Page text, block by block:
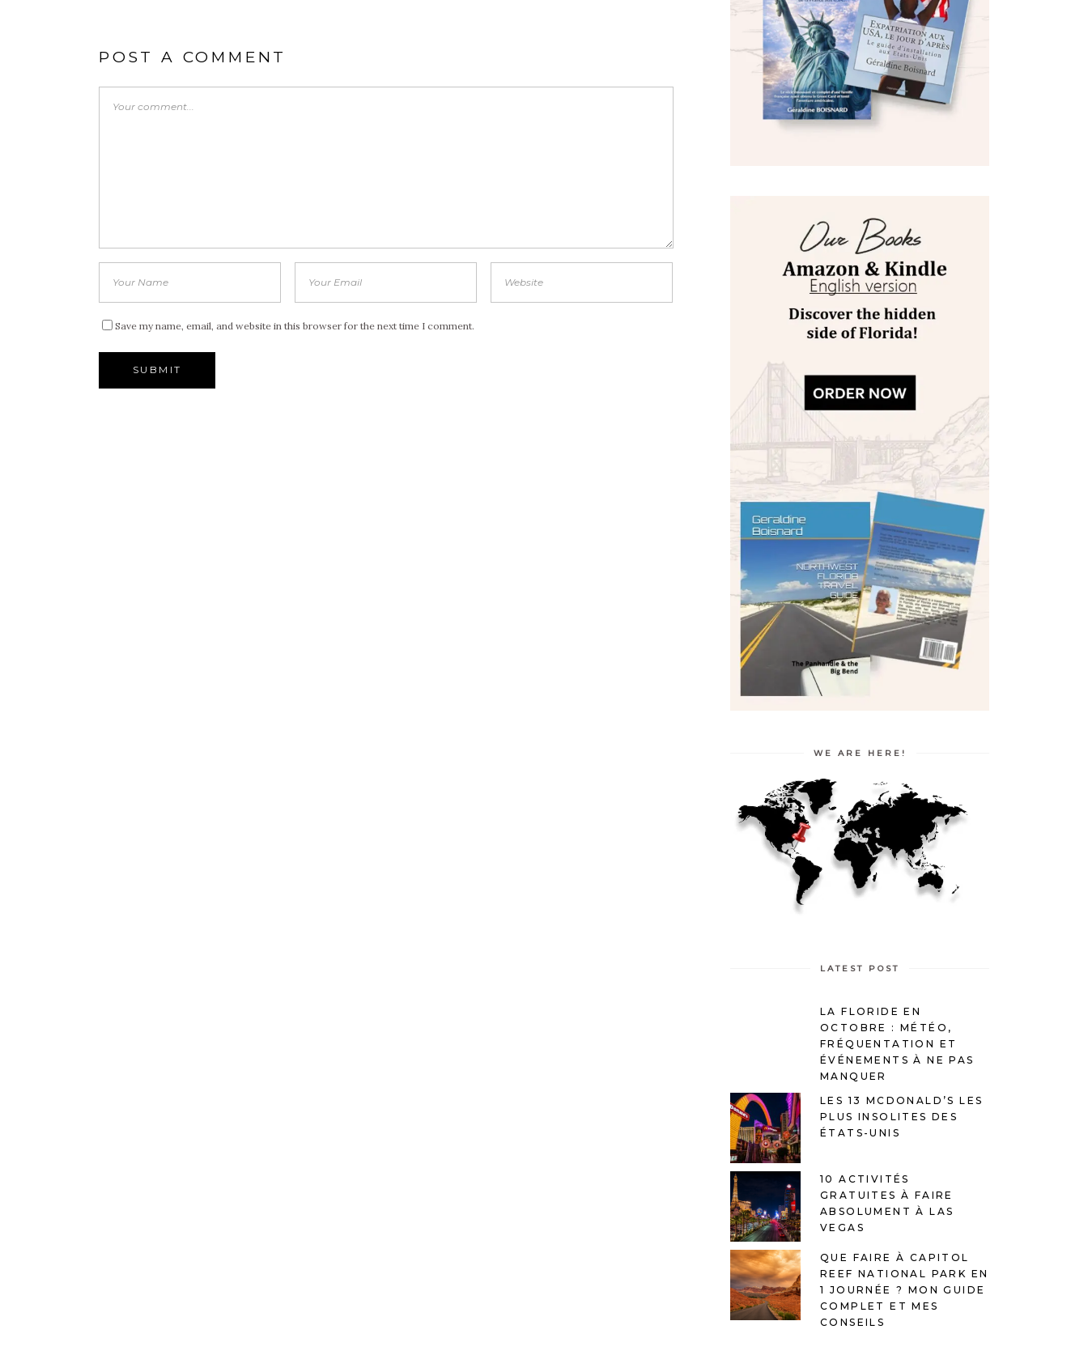
POST A COMMENT
Save my name, email, and website in this browser for the next time I comment.
WE ARE HERE!
LATEST POST
LA FLORIDE EN
OCTOBRE : MÉTÉO,
FRÉQUENTATION ET
ÉVÉNEMENTS À NE PAS
MANQUER
LES 13 MCDONALD’S LES
PLUS INSOLITES DES
ÉTATS-UNIS
10 ACTIVITÉS
GRATUITES À FAIRE
ABSOLUMENT À LAS
VEGAS
QUE FAIRE À CAPITOL
REEF NATIONAL PARK EN
1 JOURNÉE ? MON GUIDE
COMPLET ET MES
CONSEILS